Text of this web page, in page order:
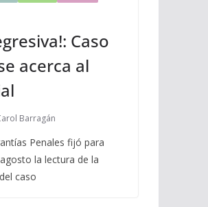
Caso
acerca al
Barragán
Penales fijó para
la lectura de la
caso